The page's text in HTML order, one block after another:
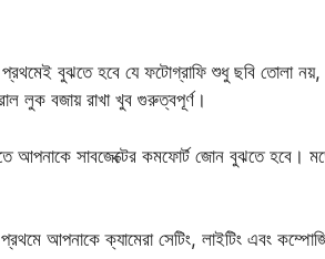
বুঝতে হবে যে ফটোগ্রাফি শুধু ছবি তোলা
লুক বজায় রাখা খুব গুরুত্বপূর্ণ।
আপনাকে সাবজেক্টের কমফোর্ট জোন বুঝতে হবে।
আপনাকে ক্যামেরা সেটিং, লাইটিং এবং